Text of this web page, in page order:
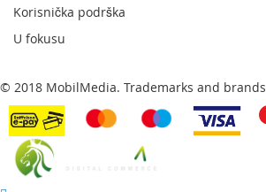
Korisnička podrška
U fokusu
© 2018 MobilMedia. Trademarks and brands